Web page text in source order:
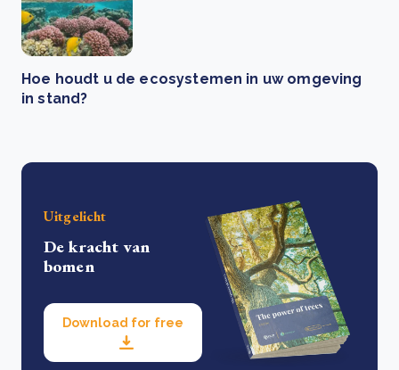
Hoe houdt u de ecosystemen in uw omgeving
in stand?
Uitgelicht
De kracht van
bomen
Download for free